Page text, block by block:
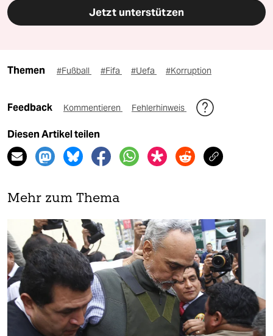
Jetzt unterstützen
Themen #Fußball #Fifa #Uefa #Korruption
Feedback Kommentieren Fehlerhinweis
Diesen Artikel teilen
Mehr zum Thema